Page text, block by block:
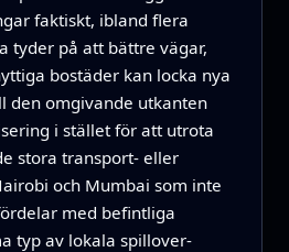
faktiskt, ibland flera
tyder på att bättre vägar,
bostäder kan locka nya
den omgivande utkanten
i stället för att utrota
stora transport- eller
och Mumbai som inte
med befintliga
typ av lokala spillover-